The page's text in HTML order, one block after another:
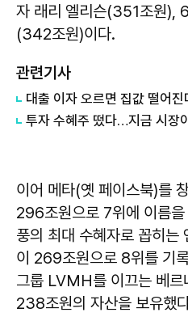
자 래리 엘리슨(351조원),
(342조원)이다.
관련기사
대출 이자 오르면 집값 떨어
투자 수혜주 떴다…지금 시장
이어 메타(옛 페이스북)를
296조원으로 7위에 이름
풍의 최대 수혜자로 꼽히는
이 269조원으로 8위를 기
그룹 LVMH를 이끄는 베르
238조원의 자산을 보유했